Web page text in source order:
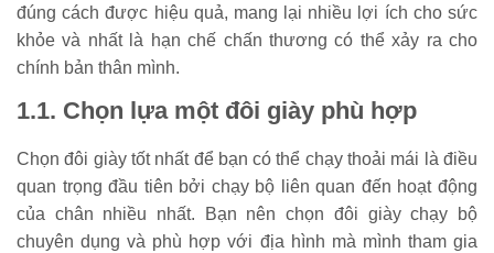
đúng cách được hiệu quả, mang lại nhiều lợi ích cho sức
khỏe và nhất là hạn chế chấn thương có thể xảy ra cho
chính bản thân mình.
1.1. Chọn lựa một đôi giày phù hợp
Chọn đôi giày tốt nhất để bạn có thể chạy thoải mái là điều
quan trọng đầu tiên bởi chạy bộ liên quan đến hoạt động
của chân nhiều nhất. Bạn nên chọn đôi giày chạy bộ
chuyên dụng và phù hợp với địa hình mà mình tham gia